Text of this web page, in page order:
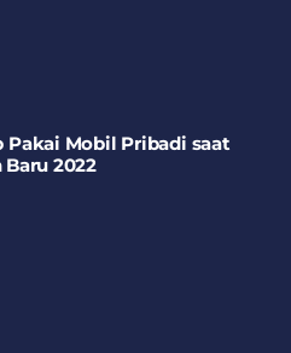
Pakai Mobil Pribadi saat
2022